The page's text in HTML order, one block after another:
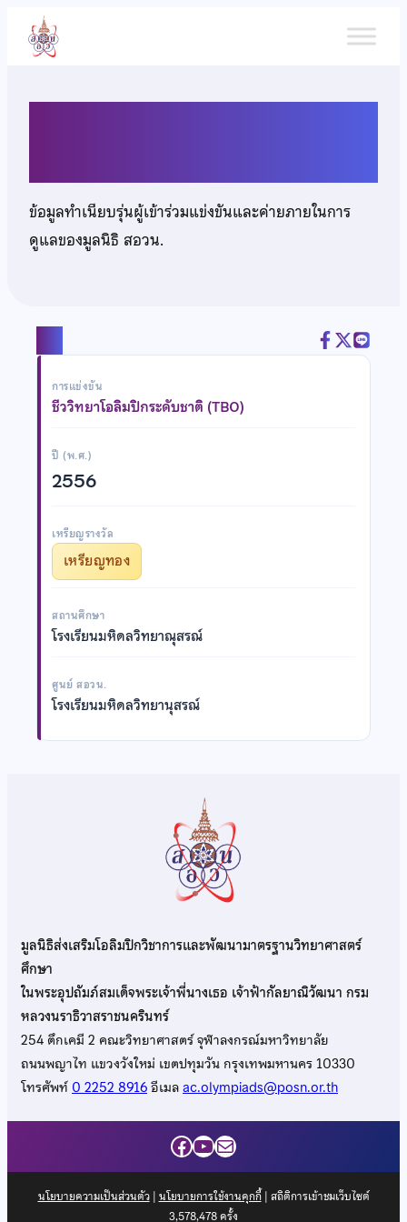
เนื้อหา
ข้อมูลทำเนียบรุ่นผู้เข้าร่วมแข่งขันและค่ายภายในการ
ดูแลของมูลนิธิ สอวน.
การแข่งขัน
ชีววิทยาโอลิมปิกระดับชาติ (TBO)
ปี (พ.ศ.)
2556
เหรียญรางวัล
เหรียญทอง
สถานศึกษา
โรงเรียนมหิดลวิทยาณุสรณ์
ศูนย์ สอวน.
โรงเรียนมหิดลวิทยานุสรณ์
มูลนิธิส่งเสริมโอลิมปิกวิชาการและพัฒนามาตรฐานวิทยาศาสตร์
ศึกษา
ในพระอุปถัมภ์สมเด็จพระเจ้าพี่นางเธอ เจ้าฟ้ากัลยาณิวัฒนา กรม
หลวงนราธิวาสราชนครินทร์
254 ตึกเคมี 2 คณะวิทยาศาสตร์ จุฬาลงกรณ์มหาวิทยาลัย
ถนนพญาไท แขวงวังใหม่ เขตปทุมวัน กรุงเทพมหานคร 10330
โทรศัพท์0 2252 8916อีเมลac.olympiads@posn.or.th
Facebook
YouTube
Mail
นโยบายความเป็นส่วนตัว| นโยบายการใช้งานคุกกี้| สถิติการเข้าชมเว็บไซต์
3,578,478ครั้ง